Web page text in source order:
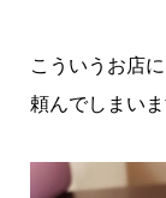
こういうお店
頼んでしまいま